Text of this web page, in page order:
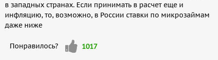
в западных странах. Если принимать в расчет еще и
инфляцию, то, возможно, в России ставки по микрозаймам
даже ниже
Понравилось?
Мне
нравится
1017